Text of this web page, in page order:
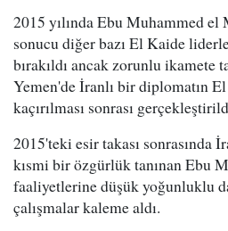
2015 yılında Ebu Muhammed el
sonucu diğer bazı El Kaide
bırakıldı ancak zorunlu ikamete
Yemen'de İranlı bir diplomatın
kaçırılması sonrası
2015'teki esir takası sonrasında
kısmi bir özgürlük tanınan Ebu
faaliyetlerine düşük yoğunluklu
çalışmalar kaleme aldı.